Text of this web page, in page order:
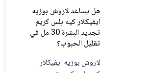
هل يساعد لاروش بوزيه
ايفيكلار كيه بلس كريم
تجديد البشرة 30 مل في
تقليل الحبوب؟
لاروش بوزيه ايفيكلار